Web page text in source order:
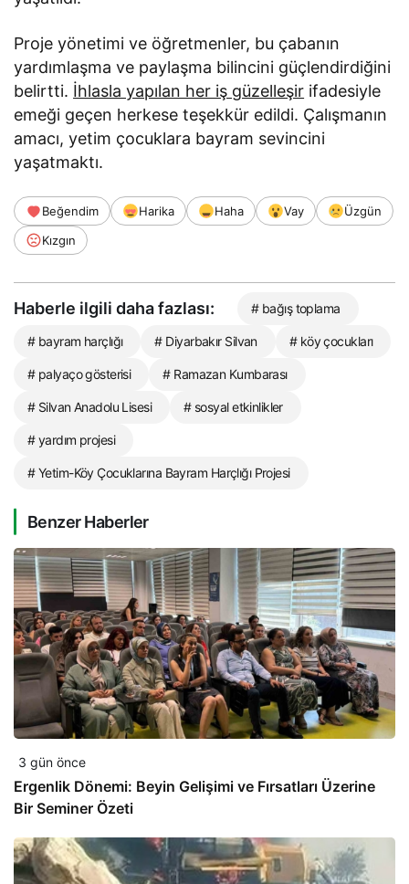
Proje yönetimi ve öğretmenler, bu çabanın
yardımlaşma ve paylaşma bilincini güçlendirdiğini
belirtti. İhlasla yapılan her iş güzelleşir ifadesiyle
emeği geçen herkese teşekkür edildi. Çalışmanın
amacı, yetim çocuklara bayram sevincini
yaşatmaktı.
Beğendim Harika Haha Vay
Üzgün
Kızgın
Haberle ilgili daha fazlası: # bağış toplama
# bayram harçlığı # Diyarbakır Silvan # köy çocukları
# palyaço gösterisi # Ramazan Kumbarası
# Silvan Anadolu Lisesi # sosyal etkinlikler
# yardım projesi
# Yetim-Köy Çocuklarına Bayram Harçlığı Projesi
Benzer Haberler
3 gün önce
Ergenlik Dönemi: Beyin Gelişimi ve Fırsatları Üzerine
Bir Seminer Özeti